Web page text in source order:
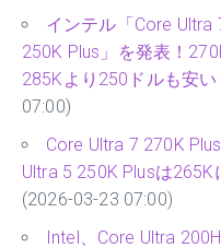
インテル「Core Ultra
250K Plus」を発表！
285Kより250ドルも安
07:00)
Core Ultra 7 270K
Ultra 5 250K Plusは
(2026-03-23 07:00)
Intel、Core Ultra